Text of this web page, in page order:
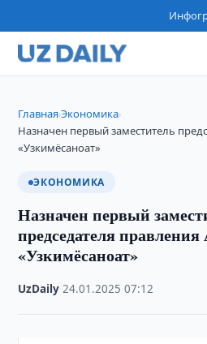
Главная›Экономика›
Назначен первый заместитель
«Узкимёсаноат»
ЭКОНОМИКА
Назначен первый
председателя
«Узкимёсаноат»
UzDaily ·24.01.2025 ·07:12